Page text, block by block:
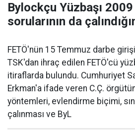
Bylockçu Yüzbaşı
sorularının da
FETÖ'nün 15 Temmuz darbe
TSK'dan ihraç edilen FETÖ'cü
itiraflarda bulundu. Cumhuriyet
Erkman'a ifade veren C.Ç.
yöntemleri, evlendirme biçimi,
çalınması ve ByL